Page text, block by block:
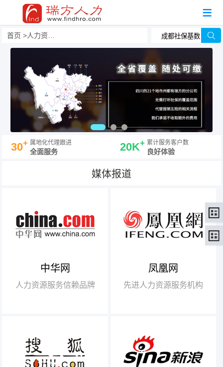
首页 人力资源事务外包
30+ 属地化代理跟进
全面服务 20K+ 累计服务客户数
良好体验
媒体报道
中华网
人力资源服务信赖品牌
【腾讯】“2018中国互联网
+行业领军企业奖”
【瑞方】“2018中国互联网
凤凰网
先进人力资源服务机构